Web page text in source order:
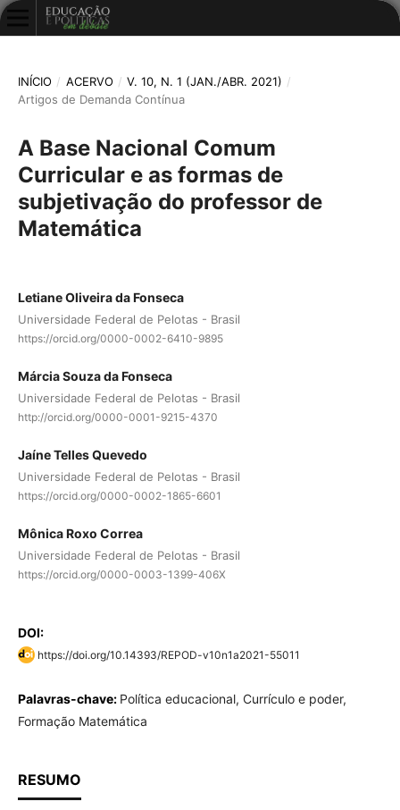
INÍCIO / ACERVO / V. 10, N. 1 (JAN./ABR. 2021) /
Artigos de Demanda Contínua
A Base Nacional Comum
Curricular e as formas de
subjetivação do professor de
Matemática
Letiane Oliveira da Fonseca
Universidade Federal de Pelotas - Brasil
https://orcid.org/0000-0002-6410-9895
Márcia Souza da Fonseca
Universidade Federal de Pelotas - Brasil
http://orcid.org/0000-0001-9215-4370
Jaíne Telles Quevedo
Universidade Federal de Pelotas - Brasil
https://orcid.org/0000-0002-1865-6601
Mônica Roxo Correa
Universidade Federal de Pelotas - Brasil
https://orcid.org/0000-0003-1399-406X
DOI:
https://doi.org/10.14393/REPOD-v10n1a2021-55011
Palavras-chave: Política educacional, Currículo e poder,
Formação Matemática
RESUMO